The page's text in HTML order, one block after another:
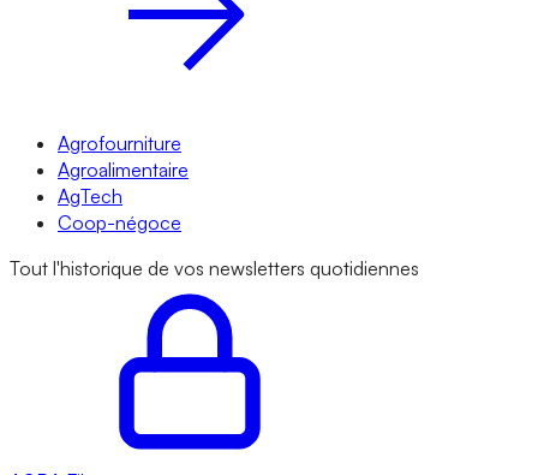
Agrofourniture
Agroalimentaire
AgTech
Coop-négoce
Tout l'historique de vos newsletters quotidiennes